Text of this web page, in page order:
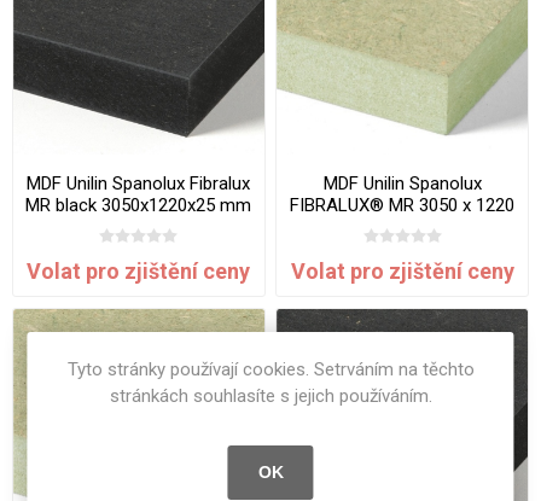
MDF Unilin Spanolux Fibralux
MR black 3050x1220x25 mm
Volat pro zjištění ceny
MDF Unilin Spanolux
FIBRALUX® MR 3050 x 1220
x 18,0 mm
Volat pro zjištění ceny
Tyto stránky používají cookies. Setrváním na těchto
stránkách souhlasíte s jejich používáním.
OK